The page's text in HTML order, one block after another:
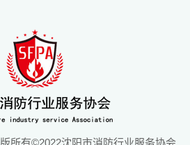
版所有©2022沈阳市消防行业服务协会